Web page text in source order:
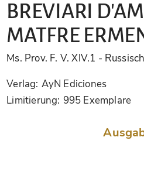
BREVIARI
MATFRE
Ms. Prov. F. V. XIV.1 -
Verlag: AyN Ediciones
Limitierung: 995 Exemplare